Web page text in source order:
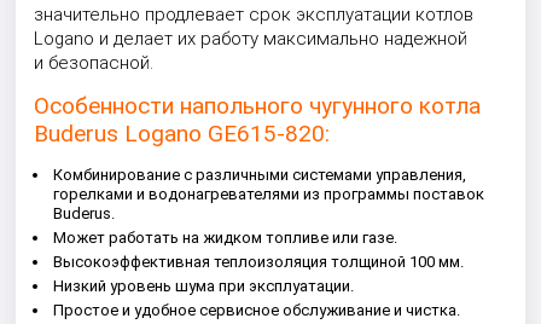
значительно продлевает срок эксплуатации котлов
Logano и делает их работу максимально надежной
и безопасной.
Особенности напольного чугунного котла
Buderus Logano GE615-820:
Комбинирование с различными системами управления,
горелками и водонагревателями из программы поставок
Buderus.
Может работать на жидком топливе или газе.
Высокоэффективная теплоизоляция толщиной 100 мм.
Низкий уровень шума при эксплуатации.
Простое и удобное сервисное обслуживание и чистка.